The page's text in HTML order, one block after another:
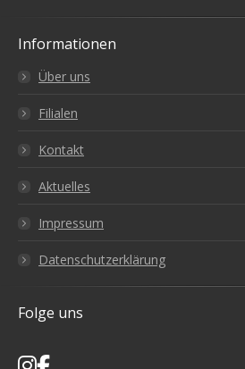
Informationen
Über uns
Filialen
Kontakt
Aktuelles
Impressum
Datenschutzerklärung
Folge uns